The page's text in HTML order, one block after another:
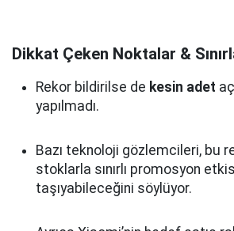
Dikkat Çeken Noktalar &
Rekor bildirilse de kesin adet
yapılmadı.
Bazı teknoloji gözlemcileri, bu
stoklarla sınırlı promosyon
taşıyabileceğini söylüyor.